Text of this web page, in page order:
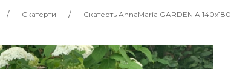
Скатерти Скатерть AnnaMaria GARDENIA 140x180